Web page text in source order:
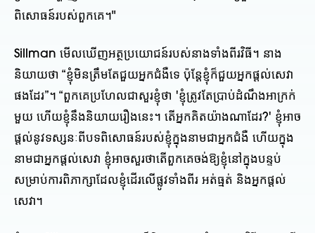
ពិសោធន៍របស់ពួកគេ។"
Sillman មើលឃើញអត្ថប្រយោជន៍របស់នាងទាំងពីរវិធី។ នាង​
និយាយ​ថា “ខ្ញុំ​មិន​ត្រឹម​តែ​ជួយ​អ្នក​ជំងឺ​ទេ ប៉ុន្តែ​ខ្ញុំ​ក៏​ជួយ​អ្នក​ផ្តល់​សេវា​
ផង​ដែរ”។ “ពួកគេប្រហែលជាសួរខ្ញុំថា 'ខ្ញុំត្រូវតែប្រាប់ដំណឹងអាក្រក់
មួយ ហើយខ្ញុំនឹងនិយាយរឿងនេះ។ តើអ្នកគិតយ៉ាងណាដែរ?' ខ្ញុំអាច
ផ្តល់នូវទស្សនៈពីបទពិសោធន៍របស់ខ្ញុំក្នុងនាមជាអ្នកជំងឺ ហើយក្នុង
នាមជាអ្នកផ្តល់សេវា ខ្ញុំអាចសួរថាតើពួកគេចង់ឱ្យខ្ញុំនៅក្នុងបន្ទប់
សម្រាប់ការពិភាក្សាដែលខ្ញុំដើរលើផ្លូវទាំងពីរ អត់ធ្មត់ និងអ្នកផ្តល់
សេវា។